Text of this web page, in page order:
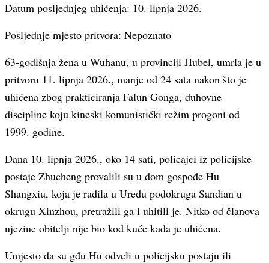
Datum posljednjeg uhićenja: 10. lipnja 2026.
Posljednje mjesto pritvora: Nepoznato
63-godišnja žena u Wuhanu, u provinciji Hubei, umrla je u
pritvoru 11. lipnja 2026., manje od 24 sata nakon što je
uhićena zbog prakticiranja Falun Gonga, duhovne
discipline koju kineski komunistički režim progoni od
1999. godine.
Dana 10. lipnja 2026., oko 14 sati, policajci iz policijske
postaje Zhucheng provalili su u dom gospođe Hu
Shangxiu, koja je radila u Uredu podokruga Sandian u
okrugu Xinzhou, pretražili ga i uhitili je. Nitko od članova
njezine obitelji nije bio kod kuće kada je uhićena.
Umjesto da su gđu Hu odveli u policijsku postaju ili